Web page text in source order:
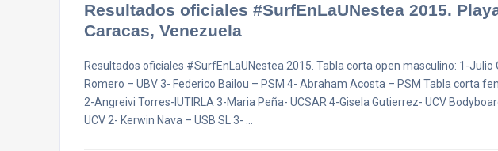
Resultados oficiales #SurfEnLaUNestea 2015.
Caracas, Venezuela
Resultados oficiales #SurfEnLaUNestea 2015. Tabla corta open masculino: 1-Julio
Romero – UBV 3- Federico Bailou – PSM 4- Abraham Acosta – PSM Tabla corta
2-Angreivi Torres-IUTIRLA 3-Maria Peña- UCSAR 4-Gisela Gutierrez- UCV
UCV 2- Kerwin Nava – USB SL 3- …